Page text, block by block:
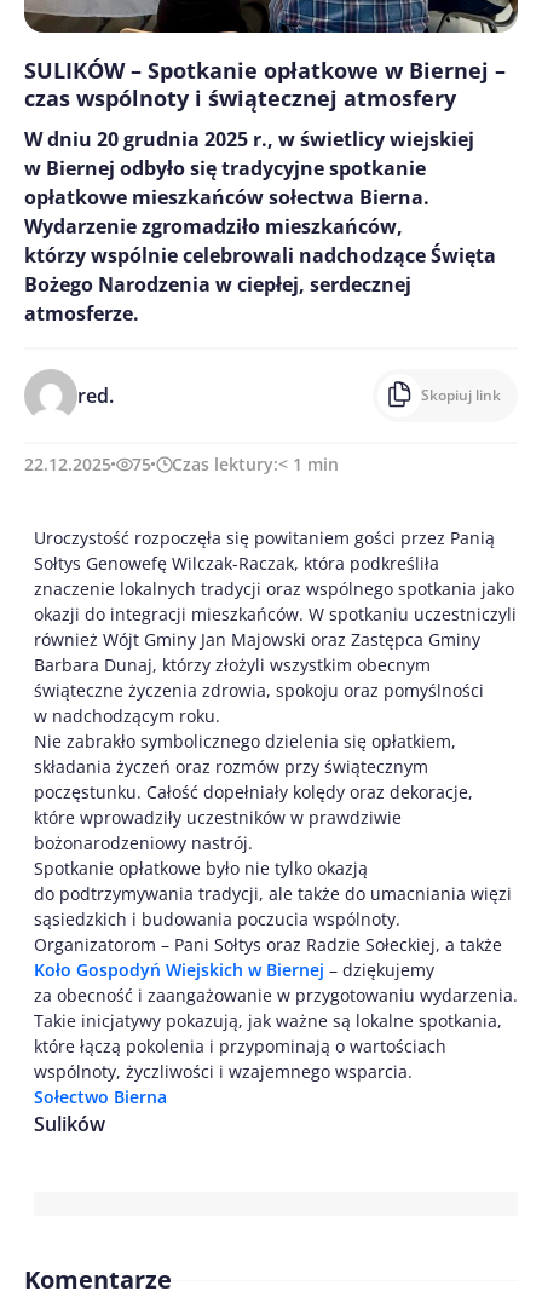
SULIKÓW – Spotkanie opłatkowe w Biernej –
czas wspólnoty i świątecznej atmosfery
W dniu 20 grudnia 2025 r., w świetlicy wiejskiej
w Biernej odbyło się tradycyjne spotkanie
opłatkowe mieszkańców sołectwa Bierna.
Wydarzenie zgromadziło mieszkańców,
którzy wspólnie celebrowali nadchodzące Święta
Bożego Narodzenia w ciepłej, serdecznej
atmosferze.
red. Skopiuj link
22.12.2025 75 Czas lektury:< 1 min
Uroczystość rozpoczęła się powitaniem gości przez Panią
Sołtys Genowefę Wilczak-Raczak, która podkreśliła
znaczenie lokalnych tradycji oraz wspólnego spotkania jako
okazji do integracji mieszkańców. W spotkaniu uczestniczyli
również Wójt Gminy Jan Majowski oraz Zastępca Gminy
Barbara Dunaj, którzy złożyli wszystkim obecnym
świąteczne życzenia zdrowia, spokoju oraz pomyślności
w nadchodzącym roku.
Nie zabrakło symbolicznego dzielenia się opłatkiem,
składania życzeń oraz rozmów przy świątecznym
poczęstunku. Całość dopełniały kolędy oraz dekoracje,
które wprowadziły uczestników w prawdziwie
bożonarodzeniowy nastrój.
Spotkanie opłatkowe było nie tylko okazją
do podtrzymywania tradycji, ale także do umacniania więzi
sąsiedzkich i budowania poczucia wspólnoty.
Organizatorom – Pani Sołtys oraz Radzie Sołeckiej, a także
Koło Gospodyń Wiejskich w Biernej – dziękujemy
za obecność i zaangażowanie w przygotowaniu wydarzenia.
Takie inicjatywy pokazują, jak ważne są lokalne spotkania,
które łączą pokolenia i przypominają o wartościach
wspólnoty, życzliwości i wzajemnego wsparcia.
Sołectwo Bierna
Sulików
Komentarze